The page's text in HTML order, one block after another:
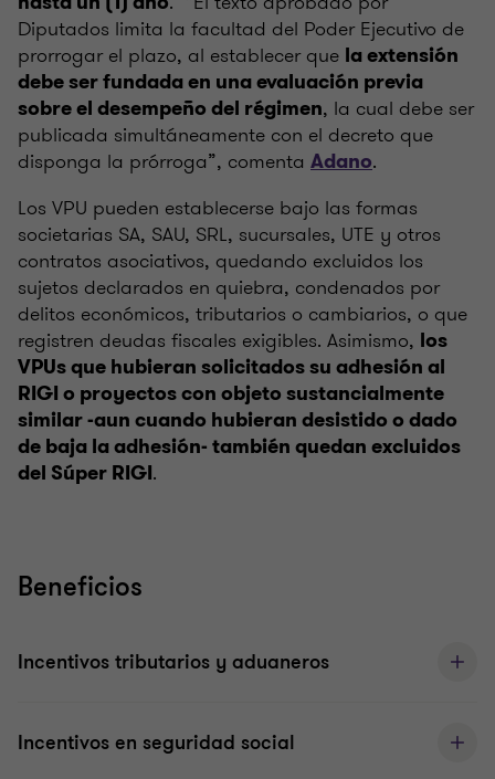
Diputados limita la facultad del Poder Ejecutivo de
prorrogar el plazo, al establecer que la extensión
debe ser fundada en una evaluación previa
sobre el desempeño del régimen, la cual debe ser
publicada simultáneamente con el decreto que
disponga la prórroga”, comenta Adano.
Los VPU pueden establecerse bajo las formas
societarias SA, SAU, SRL, sucursales, UTE y otros
contratos asociativos, quedando excluidos los
sujetos declarados en quiebra, condenados por
delitos económicos, tributarios o cambiarios, o que
registren deudas fiscales exigibles. Asimismo, los
VPUs que hubieran solicitados su adhesión al
RIGI o proyectos con objeto sustancialmente
similar -aun cuando hubieran desistido o dado
de baja la adhesión- también quedan excluidos
del Súper RIGI.
Beneficios
Incentivos tributarios y aduaneros
Incentivos en seguridad social